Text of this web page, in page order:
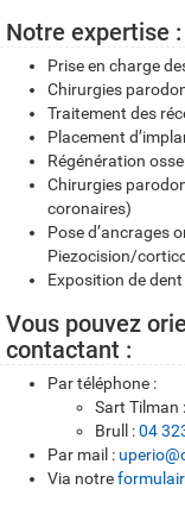
Notre expertise :
Prise en charge
Chirurgies
Traitement des
Placement
Régénération
Chirurgies
coronaires)
Pose d’ancrages
Piezocision/
Exposition de
Vous pouvez
contactant :
Par téléphone :
Sart Tilman :
Brull :04
Par mail :
Via notre